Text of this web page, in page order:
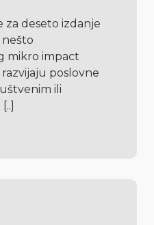
za deseto izdanje
nešto
mikro impact
poslovne
ili
[..]